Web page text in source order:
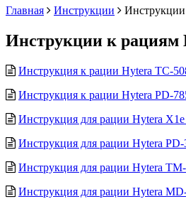
Главная Инструкции
Инструкции к рациям
Инструкция к рации Hytera TC-
Инструкция к рации Hytera PD-
Инструкция для рации Hytera
Инструкция для рации Hytera PD-
Инструкция для рации Hytera
Инструкция для рации Hytera